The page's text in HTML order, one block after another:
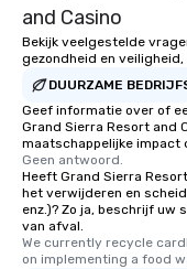
and Casino
Bekijk veelgestelde
gezondheid en
DUURZAME
Geef informatie over of
Grand Sierra Resort and
maatschappelijke impact
Geen antwoord.
Heeft Grand Sierra
het verwijderen en
enz.)? Zo ja, beschrijf
van afval.
We currently recycle
on implementing a food